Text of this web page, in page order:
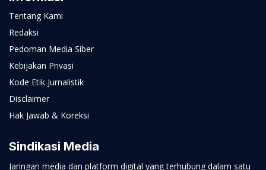
Tentang Kami
Redaksi
Pedoman Media Siber
Kebijakan Privasi
Kode Etik Jurnalistik
Disclaimer
Hak Jawab & Koreksi
Sindikasi Media
Jaringan media dan platform digital yang terhubung dalam satu